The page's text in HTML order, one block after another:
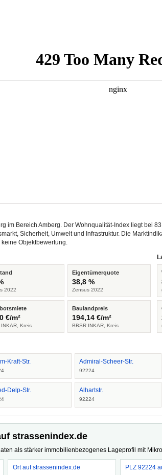
im Bereich Amberg. Der Wohnqualität-Index liegt bei
Sicherheit, Umwelt und Infrastruktur. Die
Objektbewertung.
2022
Eigentümerquote
38,8 %
Zensus 2022
€/m²
INKAR, Kreis
Baulandpreis
194,14 €/m²
BBSR INKAR, Kreis
Kraft-Str. Admiral-Scheer-Str.
92224
Delp-Str. Alhartstr.
92224
strassenindex.de
als stärker immobilienbezogenes Lageprofil mit
Ort auf strassenindex.de PLZ 92224